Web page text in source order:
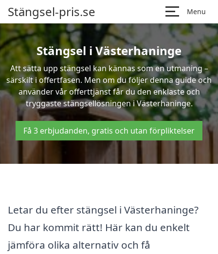
Stängsel-pris.se Menu
Stängsel i Västerhaninge
Att sätta upp stängsel kan kännas som en utmaning –
särskilt i offertfasen. Men om du följer denna guide och
använder vår offerttjänst får du den enklaste och
tryggaste stängsellösningen i Västerhaninge.
Få 3 erbjudanden, gratis och utan förpliktelser
Letar du efter stängsel i Västerhaninge?
Du har kommit rätt! Här kan du enkelt
jämföra olika alternativ och få